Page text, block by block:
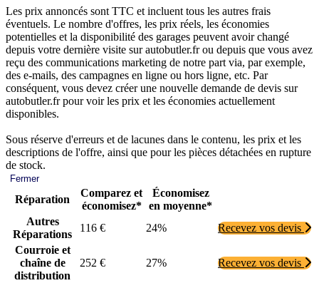
Les prix annoncés sont TTC et incluent tous les autres frais
éventuels. Le nombre d'offres, les prix réels, les économies
potentielles et la disponibilité des garages peuvent avoir changé
depuis votre dernière visite sur autobutler.fr ou depuis que vous avez
reçu des communications marketing de notre part via, par exemple,
des e-mails, des campagnes en ligne ou hors ligne, etc. Par
conséquent, vous devez créer une nouvelle demande de devis sur
autobutler.fr pour voir les prix et les économies actuellement
disponibles.
Sous réserve d'erreurs et de lacunes dans le contenu, les prix et les
descriptions de l'offre, ainsi que pour les pièces détachées en rupture
de stock.
Fermer
Réparation
Comparez et
économisez*
Économisez
en moyenne*
Autres
Réparations
116 € 24%
Recevez vos devis
Courroie et
chaîne de
distribution
252 € 27% Recevez vos devis